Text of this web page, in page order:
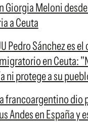
Giorgia Meloni
a Ceuta
Pedro Sánchez es
en Ceuta:
ni protege a su
francoargentino dio
Andes en España y